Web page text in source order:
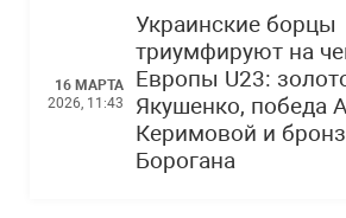
16 МАРТА
2026, 11:43
Украинские борцы
триумфируют на
Европы U23:
Якушенко, победа
Керимовой и
Борогана